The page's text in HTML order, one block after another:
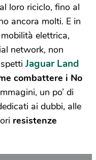
al loro riciclo, fino al
ancora molti. E in
elettrica,
network, non
Jaguar Land
combattere i No
un po’ di
ai dubbi, alle
resistenze